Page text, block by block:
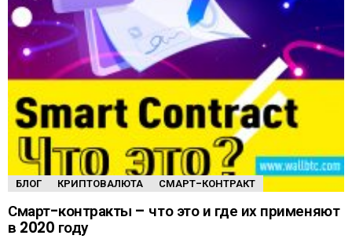
БЛОГ КРИПТОВАЛЮТА СМАРТ-КОНТРАКТ
Смарт-контракты – что это и где их применяют
в 2020 году